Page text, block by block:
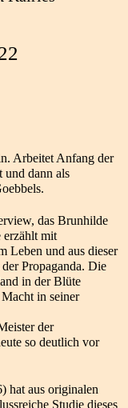
Arbeitet Anfang der
und dann als
das Brunhilde
erzählt mit
Leben und aus dieser
Propaganda. Die
in der Blüte
in seiner
der
so deutlich vor
hat aus originalen
Studie dieses